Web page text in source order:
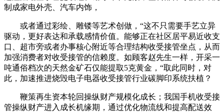
制成家电外壳、汽车内饰，
或者通过彩绘、雕镂等艺术创做，“这不只需要手艺立异
驱动，更好表达和承载感情价值。能够正在社区居平易近收支
口、超市旁或者办事核心附近等合理结构收受接管坐点，从而
加强消费者对收受接管的信赖度。如顾客赵先生一样，开采一
吨通俗档次的天然金矿石仅能提取5克黄金，“取此同时，对
此，加速推进烧毁电子电器收受接管行业碳脚印系统扶植？
鞭策再生资本轮回操纵财产规模化成长；我国手机收受接
管操纵财产进入成长机缘期，通过优化物流线和提高配送效